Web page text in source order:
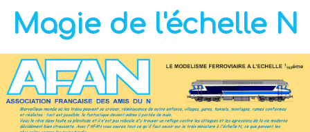
Magie de l'échelle N